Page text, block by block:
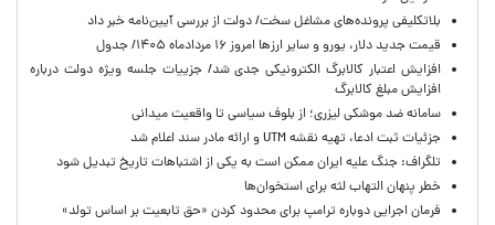
بلاتکلیفی پرونده‌های مشاغل سخت/ دولت از بررسی آیین‌نامه خبر داد
قیمت جدید دلار، یورو و سایر ارزها امروز ۱۶ مردادماه ۱۴۰۵/ جدول
افزایش اعتبار کالابرگ الکترونیکی جدی شد/ جزییات جلسه ویژه دولت درباره
افزایش مبلغ کالابرگ
سامانه ضد موشکی لیزری؛ از بلوف سیاسی تا واقعیت میدانی
جزئیات ثبت ادعا، تهیه نقشه UTM و ارائه مادر سند اعلام شد
تلگراف: جنگ علیه ایران ممکن است به یکی از اشتباهات تاریخ تبدیل شود
خطر پنهان التهاب لثه برای استخوان‌ها
فرمان اجرایی دوباره ترامپ برای محدود کردن «حق تابعیت بر اساس تولد»